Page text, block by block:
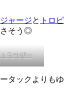
ャージと トロピ
さそう◎
ラウザー
タックよりもゆ